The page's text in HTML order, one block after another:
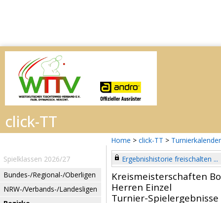
Home > click-TT > Turnierkalender
Spielklassen 2026/27
Bundes-/Regional-/Oberligen
NRW-/Verbands-/Landesligen
Ergebnishistorie freischalten ...
Kreismeisterschaften
Herren Einzel
Turnier-Spielergebnisse